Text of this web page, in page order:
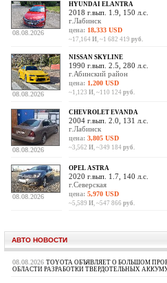
08.08.2026
HYUNDAI ELANTRA
2018 г.вып. 1.9, 150 л.с.
г.Лабинск
цена: 18,333 USD
~17,164 И, ~1 682 419 руб.
08.08.2026
NISSAN SKYLINE
1990 г.вып. 2.5, 280 л.с.
г.Абинский район
цена: 1,200 USD
~1,123 И, ~110 124 руб.
08.08.2026
CHEVROLET EVANDA
2004 г.вып. 2.0, 131 л.с.
г.Лабинск
цена: 3,805 USD
~3,562 И, ~349 184 руб.
08.08.2026
OPEL ASTRA
2020 г.вып. 1.7, 140 л.с.
г.Северская
цена: 5,970 USD
~5,589 И, ~547 866 руб.
АВТО НОВОСТИ
08.08.2026 TOYOTA ОБЪЯВЛЯЕТ О БОЛЬШОМ
ОБЛАСТИ РАЗРАБОТКИ ТВЕРДОТЕЛЬНЫХ